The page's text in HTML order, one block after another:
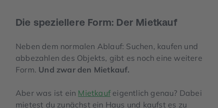
Die speziellere Form: Der Mietkauf
Neben dem normalen Ablauf: Suchen, kaufen und
abbezahlen des Objekts, gibt es noch eine weitere
Form. Und zwar den Mietkauf.
Aber was ist ein Mietkaufeigentlich genau? Dabei
mietest du zunächst ein Haus und kaufst es zu